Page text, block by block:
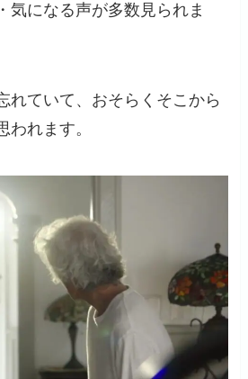
気になる声が多数見られま
れていて、おそらくそこから
われます。